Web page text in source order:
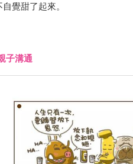
覺甜了起來。
子溝通